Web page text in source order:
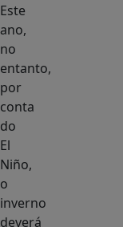
Este
ano,
no
entanto,
por
conta
do
El
Niño,
o
inverno
deverá